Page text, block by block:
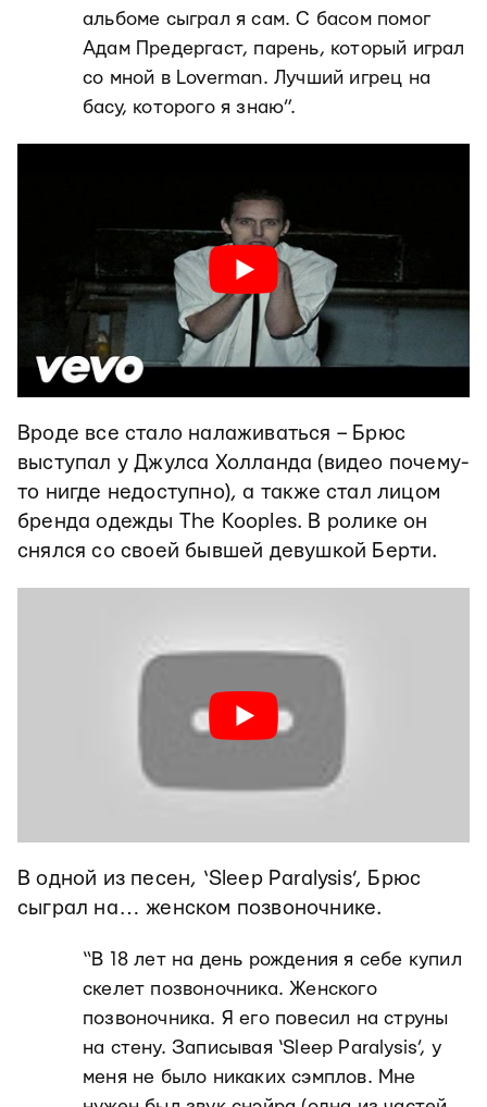
альбоме сыграл я сам. С басом помог
Адам Предергаст, парень, который играл
со мной в Loverman. Лучший игрец на
басу, которого я знаю”.
Вроде все стало налаживаться – Брюс
выступал у Джулса Холланда (видео почему-
то нигде недоступно), а также стал лицом
бренда одежды The Kooples. В ролике он
снялся со своей бывшей девушкой Берти.
В одной из песен, ‘Sleep Paralysis’, Брюс
сыграл на… женском позвоночнике.
“В 18 лет на день рождения я себе купил
скелет позвоночника. Женского
позвоночника. Я его повесил на струны
на стену. Записывая ‘Sleep Paralysis’, у
меня не было никаких сэмплов. Мне